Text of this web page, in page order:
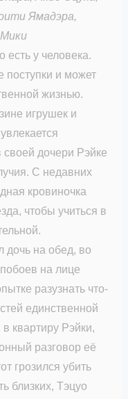
Ямадэра,
у человека.
поступки и может
жизнью.
игрушек и
дочери Рэйке
С недавних
кровиночка
чтобы учиться в
дочь на обед, во
на лице
разузнать что-
единственной
квартиру Рэйки,
разговор её
грозился убить
близких, Тэцуо